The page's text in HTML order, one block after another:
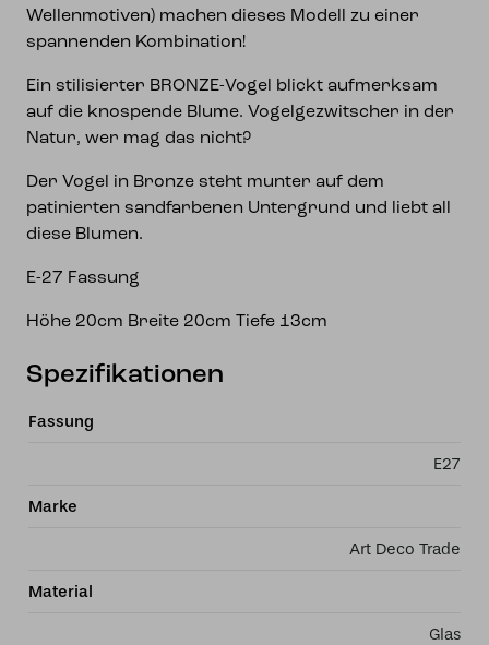
Wellenmotiven) machen dieses Modell zu einer
spannenden Kombination!
Ein stilisierter BRONZE-Vogel blickt aufmerksam
auf die knospende Blume. Vogelgezwitscher in der
Natur, wer mag das nicht?
Der Vogel in Bronze steht munter auf dem
patinierten sandfarbenen Untergrund und liebt all
diese Blumen.
E-27 Fassung
Höhe 20cm Breite 20cm Tiefe 13cm
Spezifikationen
Fassung
E27
Marke
Art Deco Trade
Material
Glas